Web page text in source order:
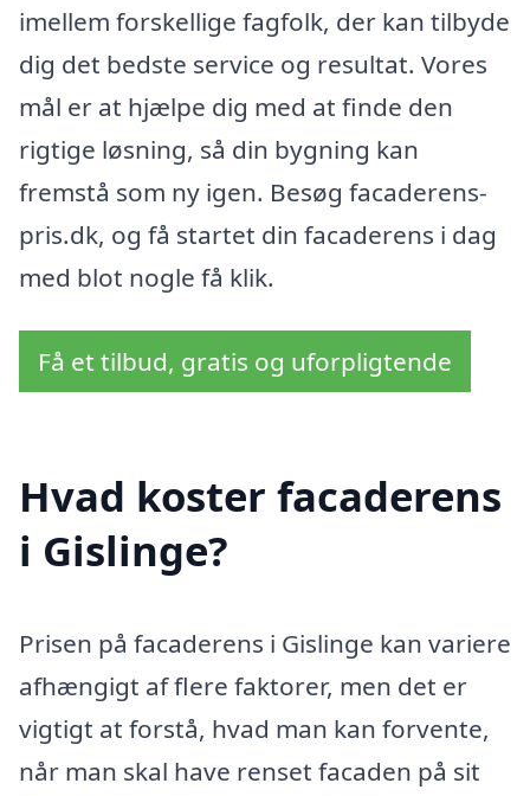
imellem forskellige fagfolk, der kan tilbyde
dig det bedste service og resultat. Vores
mål er at hjælpe dig med at finde den
rigtige løsning, så din bygning kan
fremstå som ny igen. Besøg facaderens-
pris.dk, og få startet din facaderens i dag
med blot nogle få klik.
Få et tilbud, gratis og uforpligtende
Hvad koster facaderens
i Gislinge?
Prisen på facaderens i Gislinge kan variere
afhængigt af flere faktorer, men det er
vigtigt at forstå, hvad man kan forvente,
når man skal have renset facaden på sit